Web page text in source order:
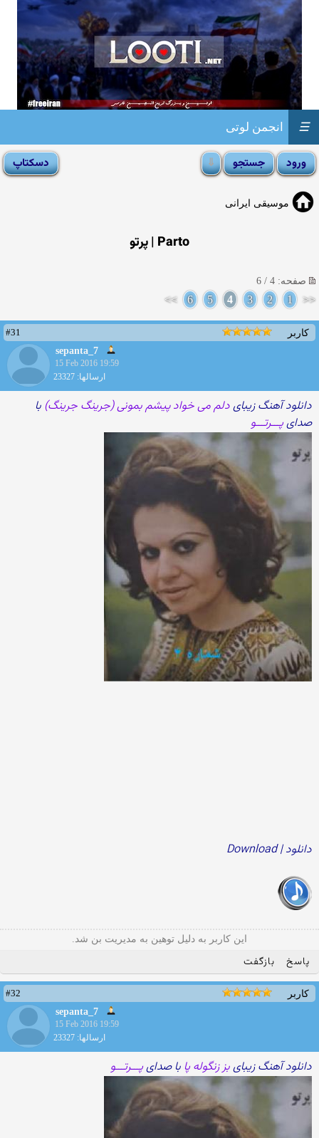
انجمن لوتی ☰
موسیقی ایرانی
Parto | پرتو
صفحه: 4 / 6
<<
1
2
3
4
5
6
>>
کاربر
#31
sepanta_7
15 Feb 2016 19:59
ارسالها: 23327
دانلود آهنگ زیبایدلم می خواد پیشم بمونی (جرینگ جرینگ) با
صدایپـــرتـــو
دانلود | Download
این کاربر به دلیل توهین به مدیریت بن شد.
پاسخ بازگفت
کاربر
#32
sepanta_7
15 Feb 2016 19:59
ارسالها: 23327
دانلود آهنگ زیبایبز زنگوله پا با صدایپـــرتـــو